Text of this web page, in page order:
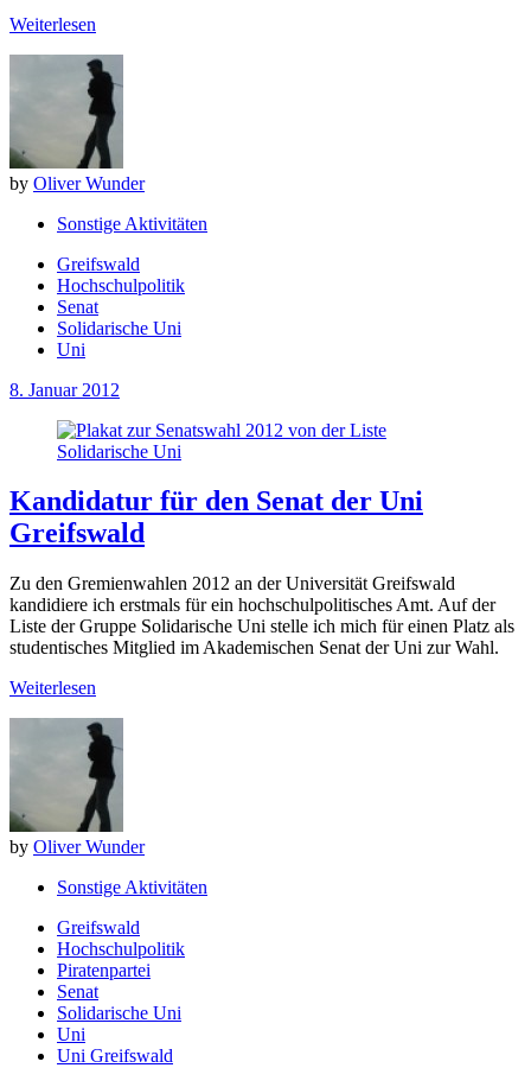
Weiterlesen
by Oliver Wunder
Sonstige Aktivitäten
Greifswald
Hochschulpolitik
Senat
Solidarische Uni
Uni
8. Januar 2012
Kandidatur für den Senat der Uni
Greifswald
Zu den Gremienwahlen 2012 an der Universität Greifswald
kandidiere ich erstmals für ein hochschulpolitisches Amt. Auf der
Liste der Gruppe Solidarische Uni stelle ich mich für einen Platz als
studentisches Mitglied im Akademischen Senat der Uni zur Wahl.
Weiterlesen
by Oliver Wunder
Sonstige Aktivitäten
Greifswald
Hochschulpolitik
Piratenpartei
Senat
Solidarische Uni
Uni
Uni Greifswald